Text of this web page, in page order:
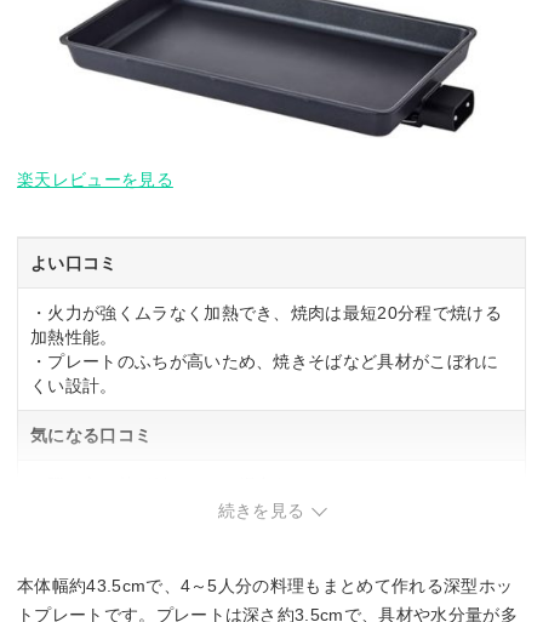
楽天レビューを見る
よい口コミ
・火力が強くムラなく加熱でき、焼肉は最短20分程で焼ける
加熱性能。
・プレートのふちが高いため、焼きそばなど具材がこぼれに
くい設計。
気になる口コミ
・プレートが重く、パーツが5枚あるため片付けに手間がかか
続きを見る
本体幅約43.5cmで、4～5人分の料理もまとめて作れる深型ホッ
トプレートです。プレートは深さ約3.5cmで、具材や水分量が多